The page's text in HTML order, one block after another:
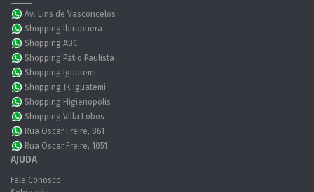
Av. Lins de Vasconcelos
Shopping Ibirapuera
Shopping ABC
Shopping Pátio Paulista
Shopping Iguatemi
Shopping JK Iguatemi
Shopping Higienopólis
Shopping Villa Lobos
Rua Oscar Freire, 861
Rua Oscar Freire, 1051
AJUDA
Fale Conosco